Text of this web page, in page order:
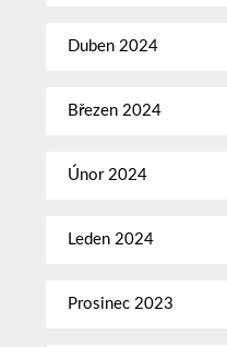
Duben 2024
Březen 2024
Únor 2024
Leden 2024
Prosinec 2023